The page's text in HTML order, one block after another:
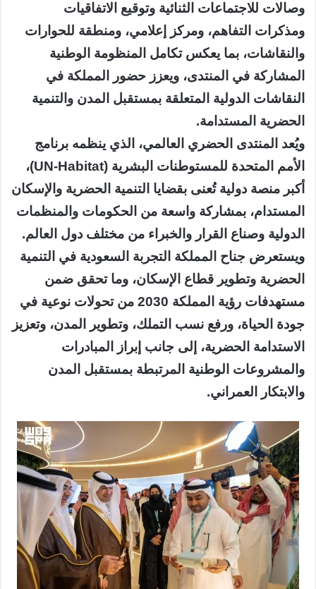
وصالات للاجتماعات الثنائية وتوقيع الاتفاقيات
ومذكرات التفاهم، ومركز إعلامي، ومنطقة للحوارات
والنقاشات، بما يعكس تكامل المنظومة الوطنية
المشاركة في المنتدى، ويعزز حضور المملكة في
النقاشات الدولية المتعلقة بمستقبل المدن والتنمية
الحضرية المستدامة.
ويُعد المنتدى الحضري العالمي، الذي ينظمه برنامج
الأمم المتحدة للمستوطنات البشرية (UN-Habitat)،
أكبر منصة دولية تُعنى بقضايا التنمية الحضرية والإسكان
المستدام، بمشاركة واسعة من الحكومات والمنظمات
الدولية وصناع القرار والخبراء من مختلف دول العالم.
ويستعرض جناح المملكة التجربة السعودية في التنمية
الحضرية وتطوير قطاع الإسكان، وما تحقق ضمن
مستهدفات رؤية المملكة 2030 من تحولات نوعية في
جودة الحياة، ورفع نسب التملك، وتطوير المدن، وتعزيز
الاستدامة الحضرية، إلى جانب إبراز المبادرات
والمشروعات الوطنية المرتبطة بمستقبل المدن
والابتكار العمراني.